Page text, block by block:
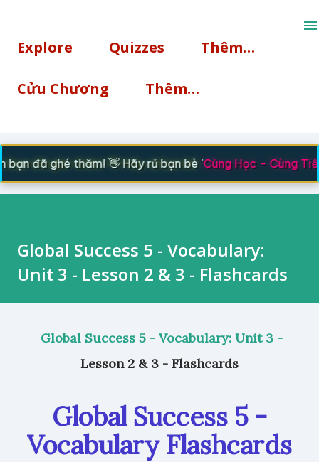
Explore Quizzes Thêm…
Cửu Chương Thêm…
đã ghé thăm! 👋 Hãy rủ bạn bè 'Cùng Học - Cùng Tiến
Global Success 5 - Vocabulary:
Unit 3 - Lesson 2 & 3 - Flashcards
Global Success 5 - Vocabulary: Unit 3 -
Lesson 2 & 3 - Flashcards
Global Success 5 -
Vocabulary Flashcards